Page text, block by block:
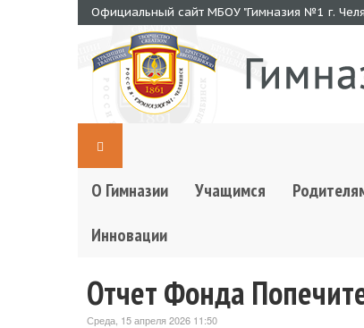
Официальный сайт МБОУ "Гимназия №1 г.
О Гимназии Учащимся
Инновации
Отчет Фонда
Среда, 15 апреля 2026 11:50